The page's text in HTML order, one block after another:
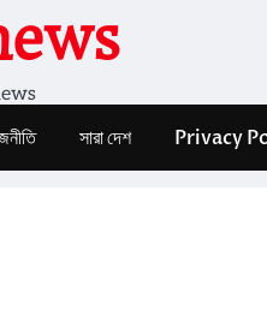
সারা দেশ Privacy